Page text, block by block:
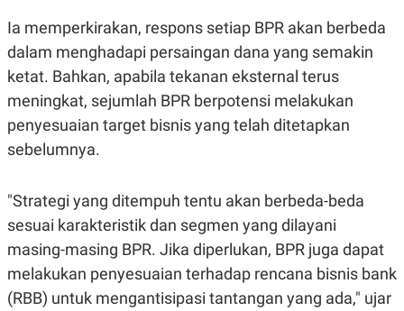
E
T
A
K
T
E
N
E
A
P
E
A
V
E
R
S
N
G
M
Ia memperkirakan, respons setiap BPR akan berbeda
dalam menghadapi persaingan dana yang semakin
ketat. Bahkan, apabila tekanan eksternal terus
meningkat, sejumlah BPR berpotensi melakukan
penyesuaian target bisnis yang telah ditetapkan
sebelumnya.
"Strategi yang ditempuh tentu akan berbeda-beda
sesuai karakteristik dan segmen yang dilayani
masing-masing BPR. Jika diperlukan, BPR juga dapat
melakukan penyesuaian terhadap rencana bisnis bank
(RBB) untuk mengantisipasi tantangan yang ada," ujar